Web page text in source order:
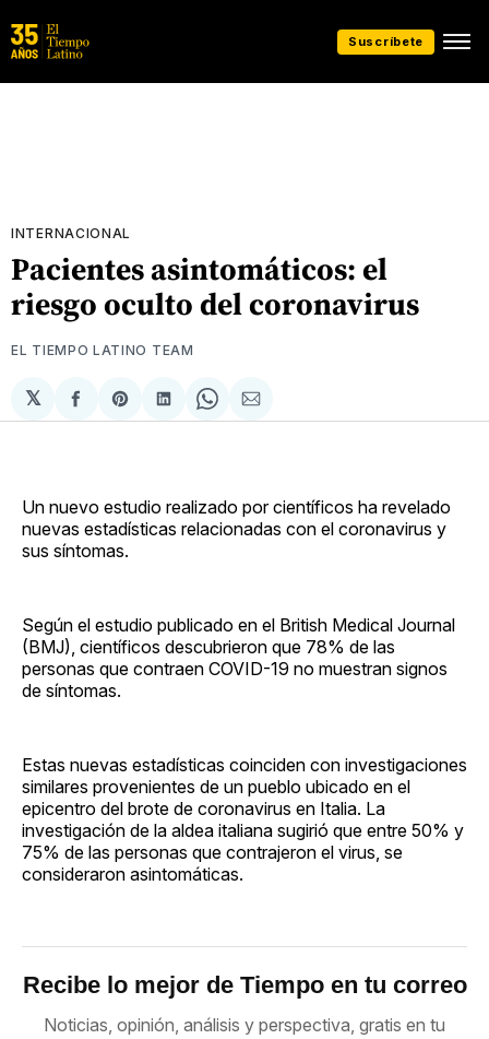
Suscríbete
INTERNACIONAL
Pacientes asintomáticos: el
riesgo oculto del coronavirus
EL TIEMPO LATINO TEAM
𝕏
Compartir
en
Share
on
Compartir
en
Share
on
Compartir
via
Un nuevo estudio realizado por científicos ha revelado
nuevas estadísticas relacionadas con el coronavirus y
sus síntomas.
Según el estudio publicado en el British Medical Journal
(BMJ), científicos descubrieron que 78% de las
personas que contraen COVID-19 no muestran signos
de síntomas.
Estas nuevas estadísticas coinciden con investigaciones
similares provenientes de un pueblo ubicado en el
epicentro del brote de coronavirus en Italia. La
investigación de la aldea italiana sugirió que entre 50% y
75% de las personas que contrajeron el virus, se
consideraron asintomáticas.
Recibe lo mejor de Tiempo en tu correo
Noticias, opinión, análisis y perspectiva, gratis en tu